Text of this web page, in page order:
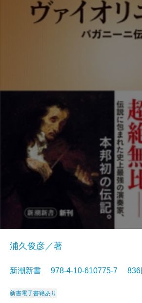
浦久俊彦／著
新潮新書 978-4-10-610775-7
新書電子書籍あり